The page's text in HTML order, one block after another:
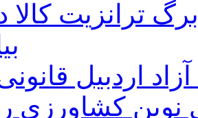
کالا در
اردبیل
نوین کشاورزی